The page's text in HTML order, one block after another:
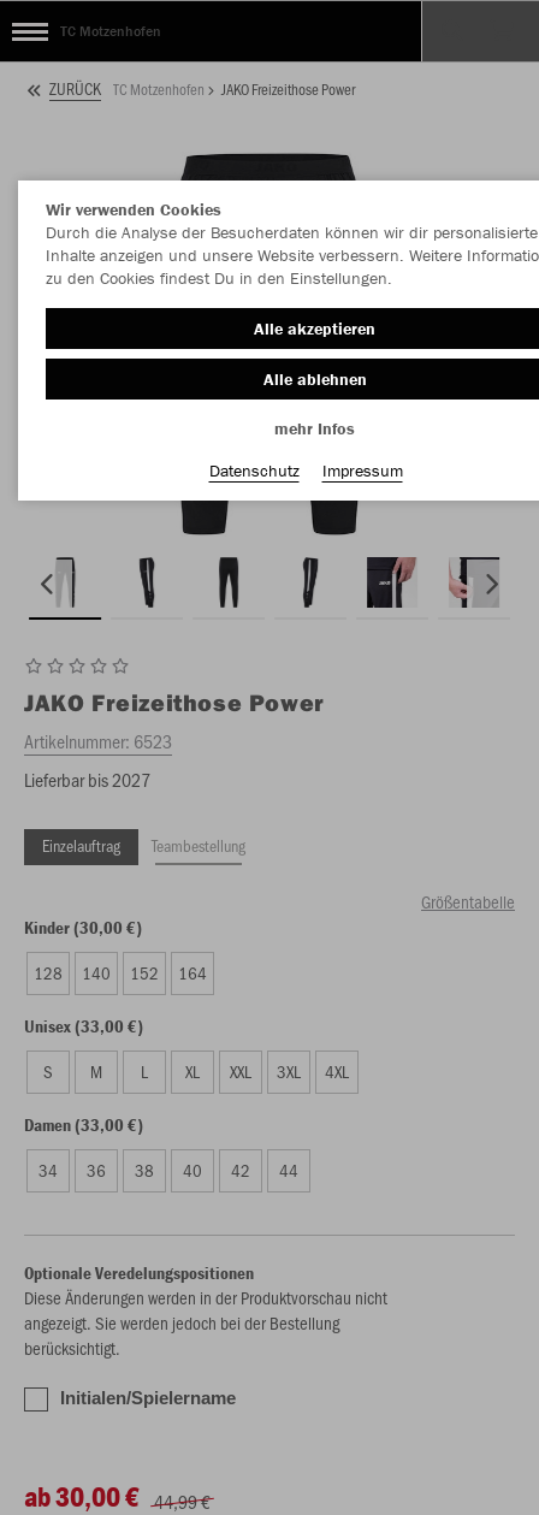
TC Motzenhofen
ZURÜCK TC Motzenhofen JAKO Freizeithose Power
JAKO Freizeithose Power
Artikelnummer: 6523
Lieferbar bis 2027
Einzelauftrag Teambestellung
Größentabelle
Kinder (30,00 €)
128 140 152 164
Unisex (33,00 €)
S M L XL XXL 3XL 4XL
Damen (33,00 €)
34 36 38 40 42 44
Optionale Veredelungspositionen
Diese Änderungen werden in der Produktvorschau nicht
angezeigt. Sie werden jedoch bei der Bestellung
berücksichtigt.
Initialen/Spielername
ab 30,00 € 44,99 €
Wir verwenden Cookies
Durch die Analyse der Besucherdaten können wir dir personalisierte
Inhalte anzeigen und unsere Website verbessern. Weitere
zu den Cookies findest Du in den Einstellungen.
Alle akzeptieren
Alle ablehnen
mehr Infos
Datenschutz
Impressum